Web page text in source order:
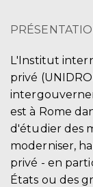
L'Institut
privé
est à Rome
d'étudier des
moderniser,
privé - en
États ou des